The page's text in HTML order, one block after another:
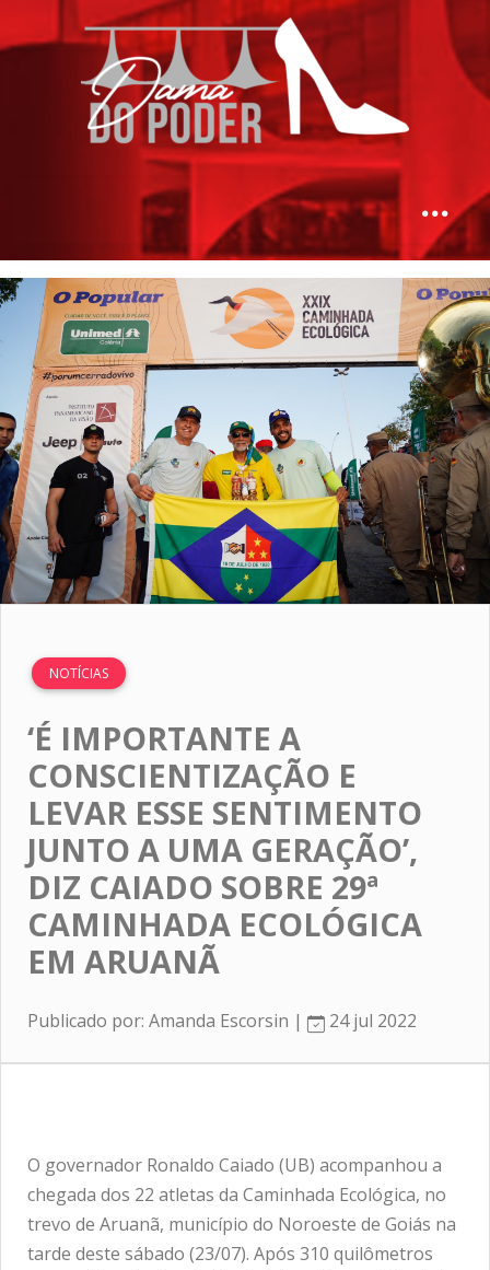
NOTÍCIAS
‘É IMPORTANTE A
CONSCIENTIZAÇÃO E
LEVAR ESSE SENTIMENTO
JUNTO A UMA GERAÇÃO’,
DIZ CAIADO SOBRE 29ª
CAMINHADA ECOLÓGICA
EM ARUANÃ
Publicado por: Amanda Escorsin | 24 jul 2022
O governador Ronaldo Caiado (UB) acompanhou a
chegada dos 22 atletas da Caminhada Ecológica, no
trevo de Aruanã, município do Noroeste de Goiás na
tarde deste sábado (23/07). Após 310 quilômetros